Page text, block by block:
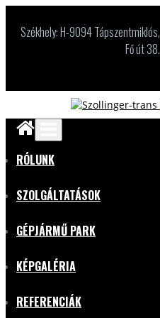
Székhely: H-9094 Tápszentmiklós,
Fő út 38.
RÓLUNK
SZOLGÁLTATÁSOK
GÉPJÁRMŰ PARK
KÉPGALÉRIA
REFERENCIÁK